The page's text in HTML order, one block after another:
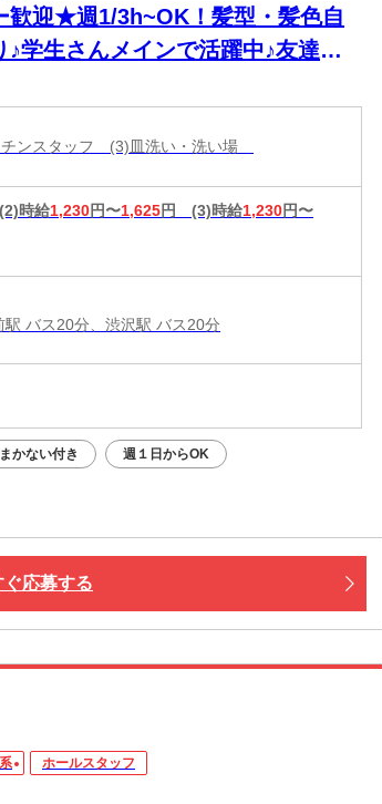
迎★週1/3h~OK！髪型・髪色自
♪学生さんメインで活躍中♪友達と
ンスタッフ (3)皿洗い・洗い場
(2)時給1,230円〜1,625円 (3)時給1,230円〜
バス20分、渋沢駅 バス20分
かない付き 週１日からOK
ぐ応募する
ホールスタッフ